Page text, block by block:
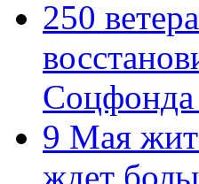
250
Соцфонда
9 Мая
ждет